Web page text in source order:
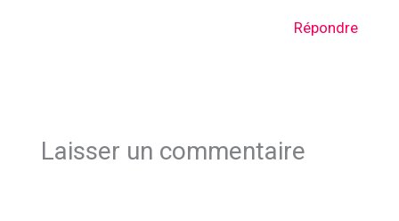
Répondre
Laisser un commentaire